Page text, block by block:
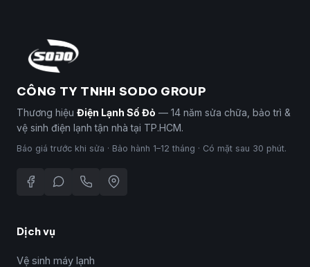
CÔNG TY TNHH SODO GROUP
Thương hiệu Điện Lạnh Số Đỏ — 14 năm sửa chữa, bảo trì &
vệ sinh điện lạnh tận nhà tại TP.HCM.
Báo giá trước khi sửa · Bảo hành 1–12 tháng · Có mặt sau 30 phút.
Dịch vụ
Vệ sinh máy lạnh